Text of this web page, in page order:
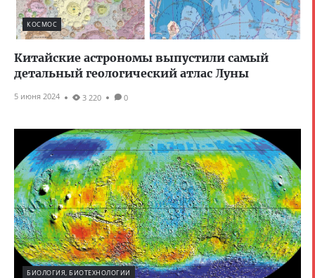
КОСМОС
Китайские астрономы выпустили самый
детальный геологический атлас Луны
5 июня 2024 3 220 0
БИОЛОГИЯ, БИОТЕХНОЛОГИИ